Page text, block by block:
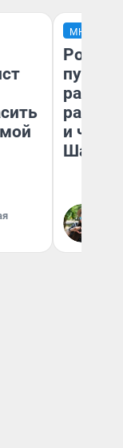
МНЕНИЕ
и чем